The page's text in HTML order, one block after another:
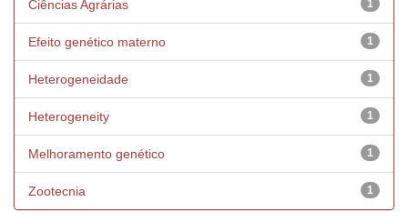
1
Ciências Agrárias
1
Efeito genético materno
1
Heterogeneidade
1
Heterogeneity
1
Melhoramento genético
1
Zootecnia